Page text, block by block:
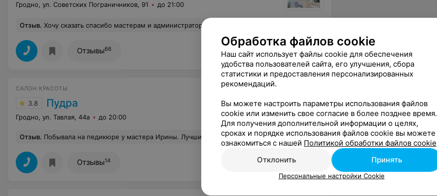
Гродно, ул. Советских Пограничников, 91 до 21:00
Отзыв. Хочу сказать спасибо мастерам и администраторам салона за качественную работу. Обслуживаюсь в салоне больше 6 лет. Всегда вежливое и доброжелательное обслуживание. В салоне приятная атмосфера, всегда очень чисто и аккуратно, в жаркое время работает кондиционер.
Отзывы66
САЛОН КРАСОТЫ
3.8 Пудра
Гродно, ул. Тавлая, 44а до 20:00
Отзыв. Побывала на педикюре у мастера Ирины. Лучший мастер у которого я была, мастер своего дела! Персонал вежливый. Администратор чудесная, улыбчивая девушка. Предложили кофе и даже пледик чтобы не замёрзла. Очень приятно. Спасибо вам большое. Еще
Отзывы14
Обработка файлов cookie
Наш сайт использует файлы cookie для обеспечения
удобства пользователей сайта, его улучшения, сбора
статистики и предоставления персонализированных
рекомендаций.
Вы можете настроить параметры использования файлов
cookie или изменить свое согласие в более позднее время.
Для получения дополнительной информации о целях,
сроках и порядке использования файлов cookie вы можете
ознакомиться с нашей Политикой обработки файлов cookie
Отклонить
Принять
Персональные настройки Cookie